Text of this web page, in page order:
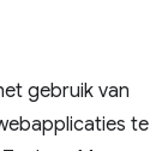
gebruik van
te